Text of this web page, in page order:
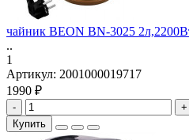
чайник BEON BN-3025
..
1
Артикул: 2001000019717
1990 ₽
-
+
Купить